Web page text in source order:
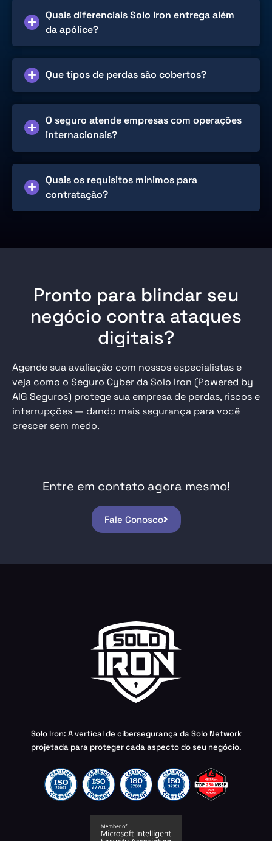
Quais diferenciais Solo Iron entrega além
da apólice?
Que tipos de perdas são cobertos?
O seguro atende empresas com operações
internacionais?
Quais os requisitos mínimos para
contratação?
Pronto para blindar seu
negócio contra ataques
digitais?
Agende sua avaliação com nossos especialistas e
veja como o Seguro Cyber da Solo Iron (Powered by
AIG Seguros) protege sua empresa de perdas, riscos e
interrupções — dando mais segurança para você
crescer sem medo.
Entre em contato agora mesmo!
Fale Conosco
Solo Iron: A vertical de cibersegurança da Solo Network
projetada para proteger cada aspecto do seu negócio.